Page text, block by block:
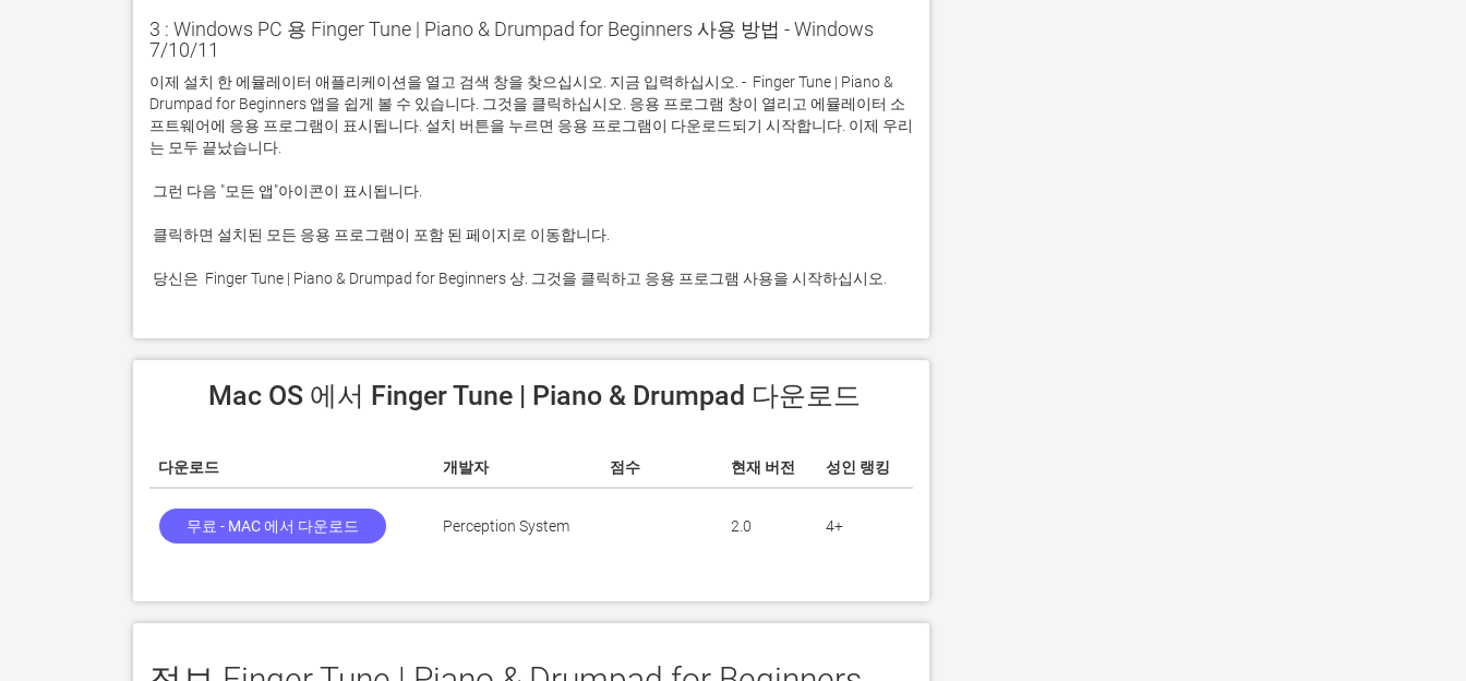
3 : Windows PC 용 Finger Tune | Piano & Drumpad for Beginners 사용 방법 - Windows
7/10/11
이제 설치 한 에뮬레이터 애플리케이션을 열고 검색 창을 찾으십시오. 지금 입력하십시오. -  Finger Tune | Piano &
Drumpad for Beginners 앱을 쉽게 볼 수 있습니다. 그것을 클릭하십시오. 응용 프로그램 창이 열리고 에뮬레이터 소
프트웨어에 응용 프로그램이 표시됩니다. 설치 버튼을 누르면 응용 프로그램이 다운로드되기 시작합니다. 이제 우리
당신은  Finger Tune | Piano & Drumpad for Beginners 상. 그것을 클릭하고 응용 프로그램 사용을 시작하십시오.
Mac OS 에서 Finger Tune | Piano & Drumpad 다운로드
다운로드 개발자 점수 현재 버전 성인 랭킹
무료 - MAC 에서 다운로드 Perception System 2.0 4+